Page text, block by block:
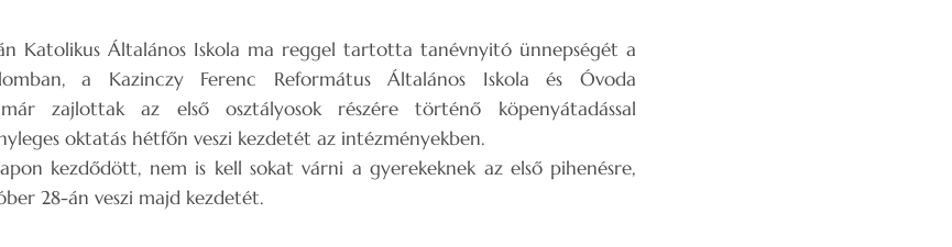
Katolikus Általános Iskola ma reggel tartotta tanévnyitó ünnepségét a
a Kazinczy Ferenc Református Általános Iskola és Óvoda
zajlottak az első osztályosok részére történő köpenyátadással
oktatás hétfőn veszi kezdetét az intézményekben.
kezdődött, nem is kell sokat várni a gyerekeknek az első pihenésre,
28-án veszi majd kezdetét.